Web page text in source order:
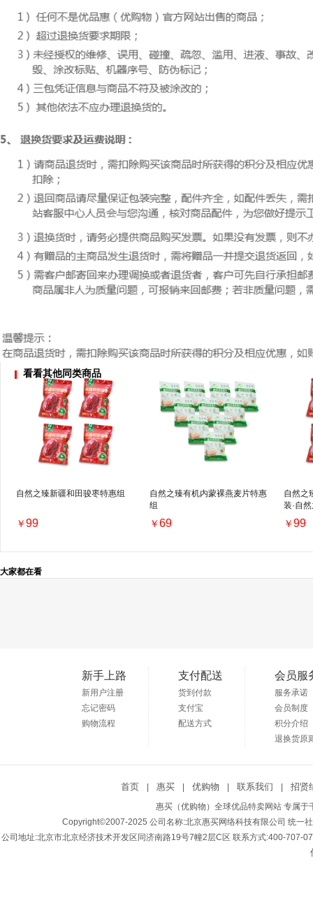
看看其他同类商品
自然之臻新疆和田骏枣特惠组
￥ 99
自然之臻有机内蒙裸燕麦片特惠
组
￥ 69
自然之
装·自
￥ 99
大家都在看
新手上路
新用户注册
忘记密码
购物流程
支付配送
货到付款
支付宝
配送方式
会员服
服务承诺
会员制度
积分介绍
退换货原
首页 惠买 优购物 联系我们 招贤
惠买（优购物）全球优品特卖网站 专属
Copyright©2007-2025 公司名称:北京惠买网络科技有限公司 统一
公司地址:北京市北京经济技术开发区同济南路19号7幢2层C区 联系方式:400-707-